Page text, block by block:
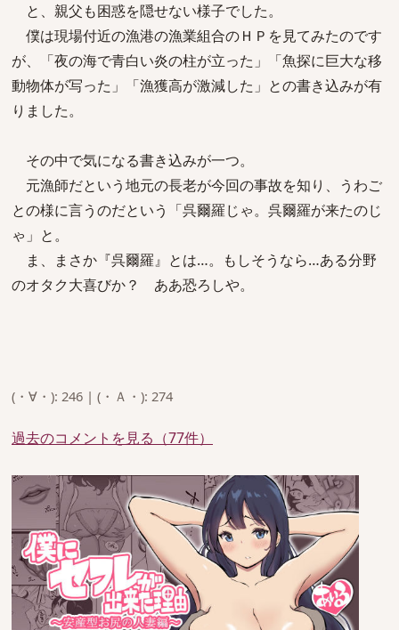
と、親父も困惑を隠せない様子でした。
僕は現場付近の漁港の漁業組合のＨＰを見てみたのです
が、「夜の海で青白い炎の柱が立った」「魚探に巨大な移
動物体が写った」「漁獲高が激減した」との書き込みが有
りました。
その中で気になる書き込みが一つ。
元漁師だという地元の長老が今回の事故を知り、うわご
との様に言うのだという「呉爾羅じゃ。呉爾羅が来たのじ
ゃ」と。
ま、まさか『呉爾羅』とは…。もしそうなら…ある分野
のオタク大喜びか？ ああ恐ろしや。
(・∀・): 246 | (・Ａ・): 274
過去のコメントを見る（77件）